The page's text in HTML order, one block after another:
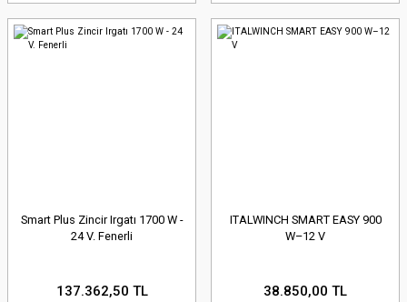
Smart Plus Zincir Irgatı 1700 W -
24 V. Fenerli
137.362,50 TL
ITALWINCH SMART EASY 900
W–12 V
38.850,00 TL